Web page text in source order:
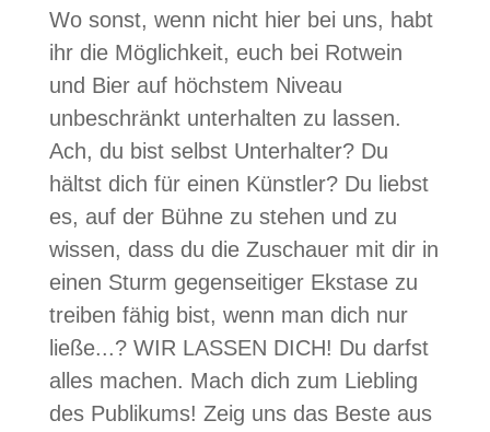
Wo sonst, wenn nicht hier bei uns, habt
ihr die Möglichkeit, euch bei Rotwein
und Bier auf höchstem Niveau
unbeschränkt unterhalten zu lassen.
Ach, du bist selbst Unterhalter? Du
hältst dich für einen Künstler? Du liebst
es, auf der Bühne zu stehen und zu
wissen, dass du die Zuschauer mit dir in
einen Sturm gegenseitiger Ekstase zu
treiben fähig bist, wenn man dich nur
ließe...? WIR LASSEN DICH! Du darfst
alles machen. Mach dich zum Liebling
des Publikums! Zeig uns das Beste aus